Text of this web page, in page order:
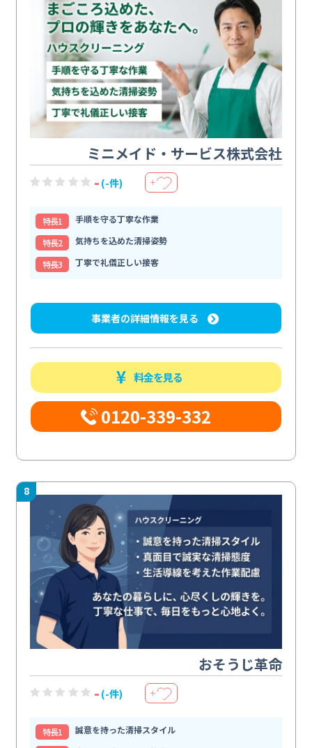
ミニメイド・サービス株式会社
- (-件) ＋
特⻑1
手順を守る丁寧な作業
特⻑2
気持ちを込めた清掃姿勢
特⻑3
丁寧で礼儀正しい接客
事業者の詳細情報を見る
料金を見る
0120-339-332
8
おそうじ革命
- (-件) ＋
特⻑1
誠意を持った清掃スタイル